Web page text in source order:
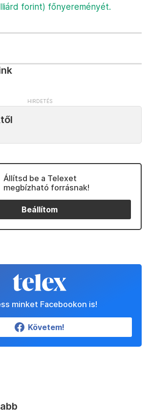
forint) főnyereményét.
Állítsd be a Telexet
megbízható forrásnak!
Beállítom
minket Facebookon is!
Követem!